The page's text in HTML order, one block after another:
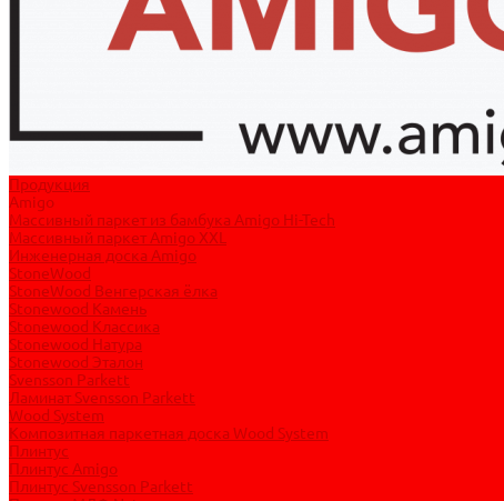
Продукция
Amigo
Массивный паркет из бамбука Amigo Hi-Tech
Массивный паркет Amigo XXL
Инженерная доска Amigo
StoneWood
StoneWood Венгерская ёлка
Stonewood Камень
Stonewood Классика
Stonewood Натура
Stonewood Эталон
Svensson Parkett
Ламинат Svensson Parkett
Wood System
Композитная паркетная доска Wood System
Плинтус
Плинтус Amigo
Плинтус Svensson Parkett